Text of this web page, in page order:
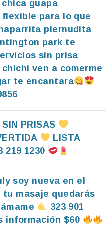
guapa
para lo que
piernudita
park te
sin prisa
ven a comerme
te encantara
PRISAS
LISTA
219 1230
soy nueva en el
tu masaje quedarás
323 901
información $60